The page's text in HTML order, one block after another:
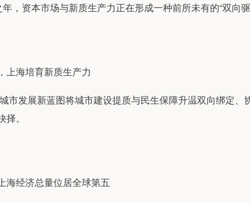
，资本市场与新质生产力正在形成一种前所未有的“双向驱
上海培育新质生产力
市发展新蓝图将城市建设提质与民生保障升温双向绑定、
。
海经济总量位居全球第五